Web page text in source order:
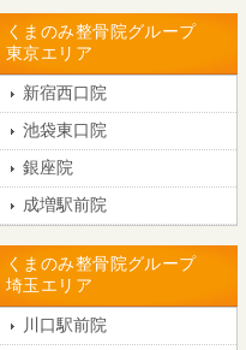
くまのみ整骨院グループ
東京エリア
新宿西口院
池袋東口院
銀座院
成増駅前院
くまのみ整骨院グループ
埼玉エリア
川口駅前院